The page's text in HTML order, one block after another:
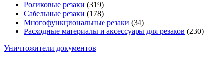
Роликовые резаки (319)
Сабельные резаки (178)
Многофункциональные резаки (34)
Расходные материалы и аксессуары для резаков (230)
Уничтожители документов